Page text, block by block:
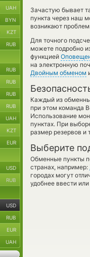
Зачастую бывает
пункта через наш
возникают
Для точного
можете подробно
функцией
на электронную
Двойным обменом
Каждый из
при этом команда
Использование
пунктах. При
размер резервов и
Выберите
Обменные пункты
странах, например:
городах могут
удобнее ввести
UAH
BYN
KZT
RUB
RUB
RUB
RUB
RUB
UAH
KZT
EUR
USD
RUB
USD
RUB
EUR
UAH